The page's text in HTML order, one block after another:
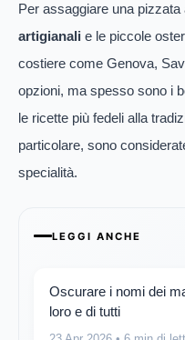
Per assaggiare una
artigianali e le piccole
costiere come Genova,
opzioni, ma spesso sono i
le ricette più fedeli alla
particolare, sono
specialità.
LEGGI ANCHE
Oscurare i nomi dei
loro e di tutti